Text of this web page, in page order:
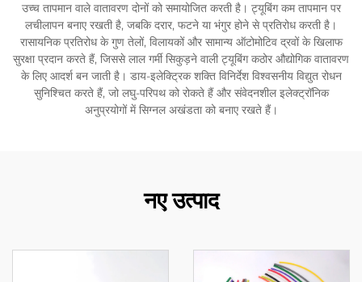
उच्च तापमान वाले वातावरण दोनों को समायोजित करती है। ट्यूबिंग कम तापमान पर
लचीलापन बनाए रखती है, जबकि दरार, फटने या भंगुर होने से प्रतिरोध करती है।
रासायनिक प्रतिरोध के गुण तेलों, विलायकों और सामान्य ऑटोमोटिव द्रवों के खिलाफ
सुरक्षा प्रदान करते हैं, जिससे लाल गर्मी सिकुड़ने वाली ट्यूबिंग कठोर औद्योगिक वातावरण
के लिए आदर्श बन जाती है। डाय-इलेक्ट्रिक शक्ति विनिर्देश विश्वसनीय विद्युत रोधन
सुनिश्चित करते हैं, जो लघु-परिपथ को रोकते हैं और संवेदनशील इलेक्ट्रॉनिक
अनुप्रयोगों में सिग्नल अखंडता को बनाए रखते हैं।
नए उत्पाद